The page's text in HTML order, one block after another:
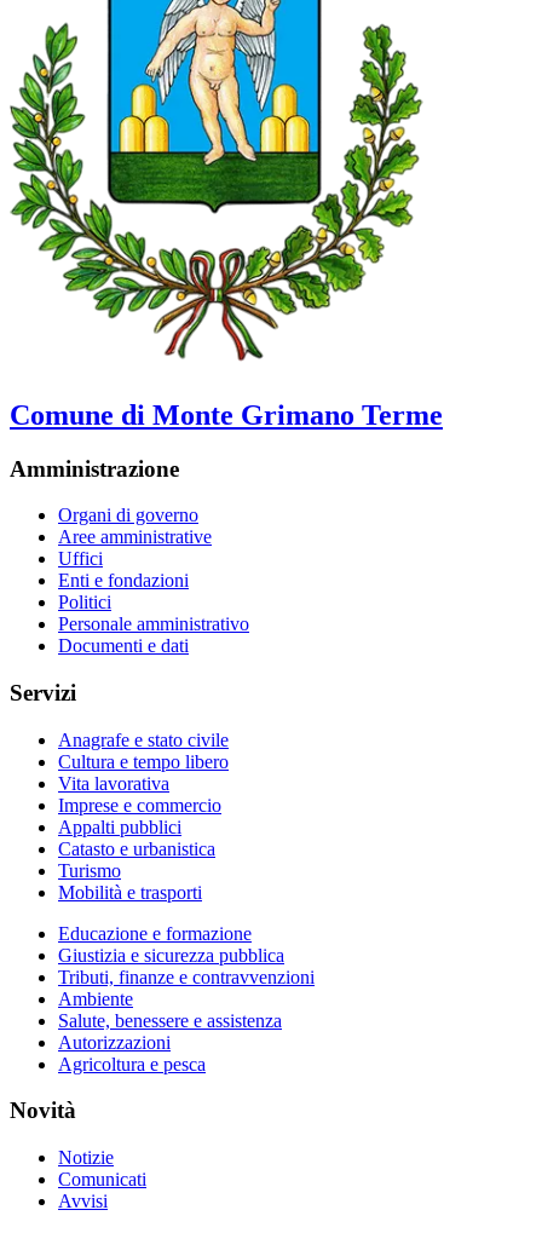
Comune di Monte Grimano Terme
Amministrazione
Organi di governo
Aree amministrative
Uffici
Enti e fondazioni
Politici
Personale amministrativo
Documenti e dati
Servizi
Anagrafe e stato civile
Cultura e tempo libero
Vita lavorativa
Imprese e commercio
Appalti pubblici
Catasto e urbanistica
Turismo
Mobilità e trasporti
Educazione e formazione
Giustizia e sicurezza pubblica
Tributi, finanze e contravvenzioni
Ambiente
Salute, benessere e assistenza
Autorizzazioni
Agricoltura e pesca
Novità
Notizie
Comunicati
Avvisi